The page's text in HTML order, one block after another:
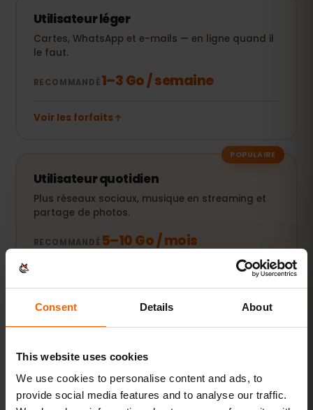
Consent Details About
This website uses cookies
We use cookies to personalise content and ads, to
provide social media features and to analyse our traffic.
Utilisateur léger
Cartes, WhatsApp et e-mails — en ligne quand il
le faut.
RECOMMANDÉ1–3 Go / semaine
Voir les forfaits
POPULAIRE
Utilisateur quotidien
Plus réseaux sociaux, musique en streaming et
partage de photos.
RECOMMANDÉ 5–10 Go / mois
Vidéos, appels vidéo et connexion pour votre
ordinateur ou tablette.
RECOMMANDÉ20 Go+ ou Illimité